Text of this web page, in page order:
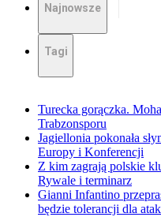
Najnowsze
Tagi
Turecka gorączka.
Trabzonsporu
Jagiellonia pokonała
Europy i Konferencji
Z kim zagrają polskie
Rywale i terminarz
Gianni Infantino
będzie tolerancji dla